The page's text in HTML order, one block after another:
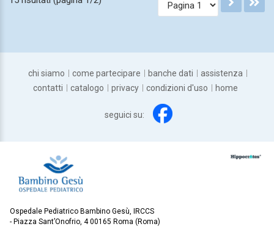
chi siamo come partecipare banche dati
assistenza
contatti
catalogo privacy condizioni d'uso home
seguici su:
Ospedale Pediatrico Bambino Gesù, IRCCS
Piazza Sant’Onofrio, 4 00165 Roma (Roma)